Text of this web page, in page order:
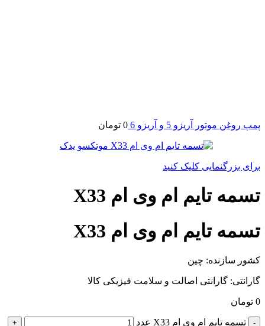
پمپ روغن موتور آریزو 5 و آریزو 6 0 تومان
برای بزرگنمایی کلیک کنید
تسمه تایم ام وی ام X33
تسمه تایم ام وی ام X33
کشور سازنده: چین
گارانتی: گارانتی اصالت و سلامت فیزیکی کالا
0 تومان
تسمه تایم ام وی ام X33 عدد